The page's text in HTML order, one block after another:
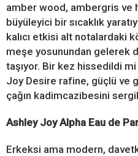
amber wood, ambergris ve
büyüleyici bir sıcaklık
kalıcı etkisi alt notalardaki
meşe yosunundan gelerek
taşıyor. Bir kez hissedildi
Joy Desire rafine, güçlü ve
çağın kadimcazibesini
Ashley Joy Alpha Eau de
Erkeksi ama modern,